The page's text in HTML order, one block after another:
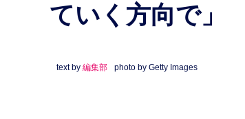
ていく方向で」
text by 編集部 photo by Getty Images